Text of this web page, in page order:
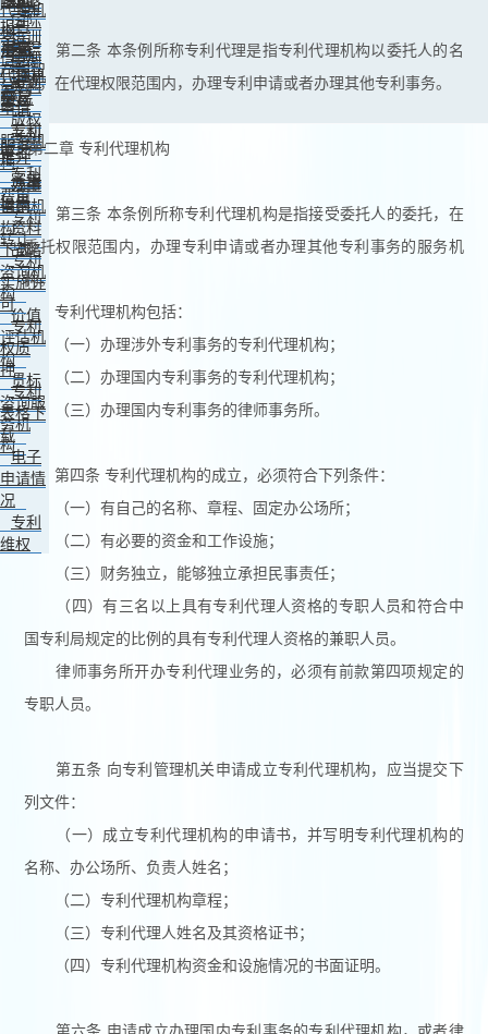
国际
条约
案例
分析
预警
报告
知识
产权智
库
代理机
构
商标
代理机
构
版权
服务机
构
法律
咨询机
构
战略
咨询机
构
价值
评估机
构
贯标
咨询服
务机
构
培训
信息
培训
资料
事务
专利
申请
专利
审批
专利
费用
专利
转让
专利
实施许
可
专利
权质
押
专利
表格下
载
电子
申请情
况
专利
维权
展示
交易
专利
推介
需求
信息
便民
服务
办事
指南
资料
下载
第二条 本条例所称专利代理是指专利代理机构以委托人的名
义，在代理权限范围内，办理专利申请或者办理其他专利事务。
第二章 专利代理机构
第三条 本条例所称专利代理机构是指接受委托人的委托，在
委托权限范围内，办理专利申请或者办理其他专利事务的服务机
构。
专利代理机构包括：
（一）办理涉外专利事务的专利代理机构；
（二）办理国内专利事务的专利代理机构；
（三）办理国内专利事务的律师事务所。
第四条 专利代理机构的成立，必须符合下列条件：
（一）有自己的名称、章程、固定办公场所；
（二）有必要的资金和工作设施；
（三）财务独立，能够独立承担民事责任；
（四）有三名以上具有专利代理人资格的专职人员和符合中
国专利局规定的比例的具有专利代理人资格的兼职人员。
律师事务所开办专利代理业务的，必须有前款第四项规定的
专职人员。
第五条 向专利管理机关申请成立专利代理机构，应当提交下
列文件：
（一）成立专利代理机构的申请书，并写明专利代理机构的
名称、办公场所、负责人姓名；
（二）专利代理机构章程；
（三）专利代理人姓名及其资格证书；
（四）专利代理机构资金和设施情况的书面证明。